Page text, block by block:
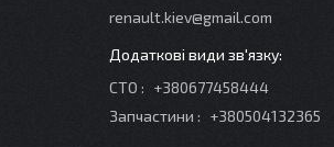
renault.kiev@gmail.com
СТО
+380677458444
Запчастини
+380504132365